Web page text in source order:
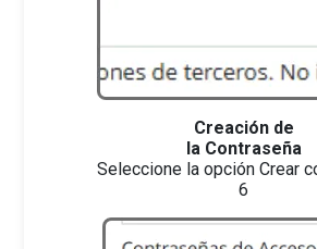
Creación de
la Contraseña
Seleccione la opción Crear
6